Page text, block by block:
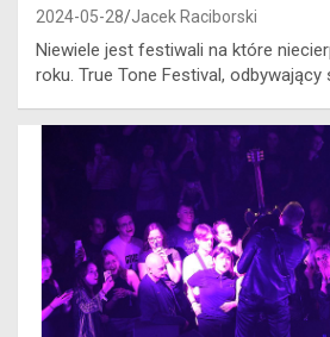
2024-05-28 Jacek Raciborski
Niewiele jest festiwali na które
roku. True Tone Festival, odbywający